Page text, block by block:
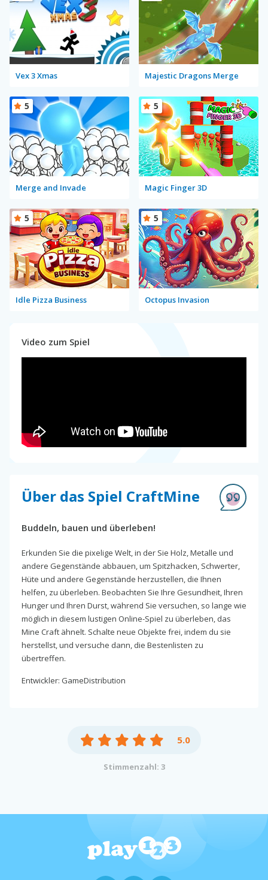
Vex 3 Xmas Majestic Dragons Merge
Merge and Invade
5
Magic Finger 3D
5
Idle Pizza Business
5
Octopus Invasion
5
Video zum Spiel
Über das Spiel CraftMine
Buddeln, bauen und überleben!
Erkunden Sie die pixelige Welt, in der Sie Holz, Metalle und
andere Gegenstände abbauen, um Spitzhacken, Schwerter,
Hüte und andere Gegenstände herzustellen, die Ihnen
helfen, zu überleben. Beobachten Sie Ihre Gesundheit, Ihren
Hunger und Ihren Durst, während Sie versuchen, so lange wie
möglich in diesem lustigen Online-Spiel zu überleben, das
Mine Craft ähnelt. Schalte neue Objekte frei, indem du sie
herstellst, und versuche dann, die Bestenlisten zu
übertreffen.
Entwickler: GameDistribution
5.0
Stimmenzahl: 3